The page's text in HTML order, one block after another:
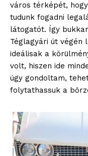
város térképét,
tudunk fogadni
látogatót. Így
Téglagyári út végén
ideálisak a
volt, hiszen ide
úgy gondoltam,
folytathassuk a